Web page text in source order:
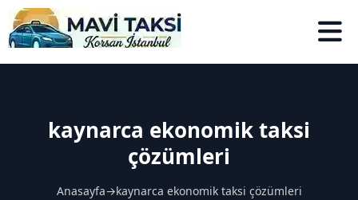
kaynarca ekonomik taksi
çözümleri
Anasayfa→kaynarca ekonomik taksi çözümleri